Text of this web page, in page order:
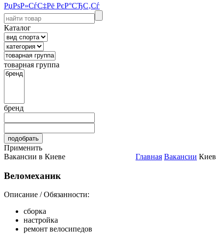
РџРѕР»СѓС‡Рё РєР°СЂС‚Сѓ
Каталог
товарная группа
бренд
Применить
Вакансии в Киеве
Главная Вакансии Киев
Веломеханик
Описание / Обязанности:
сборка
настройка
ремонт велосипедов